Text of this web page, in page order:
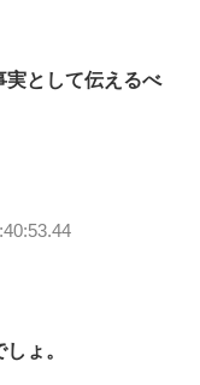
実として伝えるべ
ょ。